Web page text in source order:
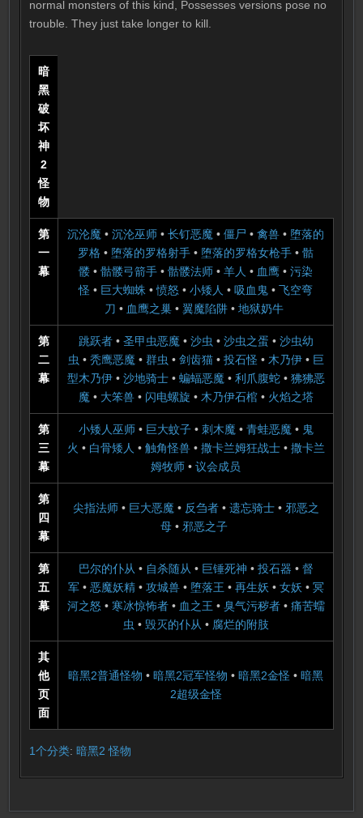
normal monsters of this kind, Possesses versions pose no
trouble. They just take longer to kill.
暗
黑
破
坏
神
2
怪
物
第
一
幕
沉沦魔 •沉沦巫师 •长钉恶魔 •僵尸 •禽兽 • 堕落的
罗格 • 堕落的罗格射手 • 堕落的罗格女枪手 •骷
髅 •骷髅弓箭手 •骷髅法师 •羊人 • 血鹰 •污染
怪 • 巨大蜘蛛 •愤怒 •小矮人 •吸血鬼 •飞空弯
刀 • 血鹰之巢 • 翼魔陷阱 •地狱奶牛
第
二
幕
跳跃者• 圣甲虫恶魔 • 沙虫 • 沙虫之蛋 • 沙虫幼
虫 • 秃鹰恶魔 • 群虫 • 剑齿猫• 投石怪 • 木乃伊• 巨
型木乃伊• 沙地骑士• 蝙蝠恶魔 • 利爪腹蛇• 狒狒恶
魔 • 大笨兽• 闪电螺旋 • 木乃伊石棺• 火焰之塔
第
三
幕
小矮人巫师• 巨大蚊子• 刺木魔 • 青蛙恶魔 • 鬼
火 • 白骨矮人 • 触角怪兽• 撒卡兰姆狂战士• 撒卡兰
姆牧师 •议会成员
第
四
幕
尖指法师• 巨大恶魔 • 反刍者• 遗忘骑士• 邪恶之
母 • 邪恶之子
第
五
幕
巴尔的仆从 • 自杀随从 • 巨锤死神 • 投石器 • 督
军• 恶魔妖精• 攻城兽• 堕落王 • 再生妖 • 女妖 • 冥
河之怒 • 寒冰惊怖者• 血之王 • 臭气污秽者• 痛苦蠕
虫 • 毁灭的仆从 • 腐烂的附肢
其
他
页
面
暗黑2普通怪物 •暗黑2冠军怪物 •暗黑2金怪 •暗黑
2超级金怪
1个分类:暗黑2 怪物